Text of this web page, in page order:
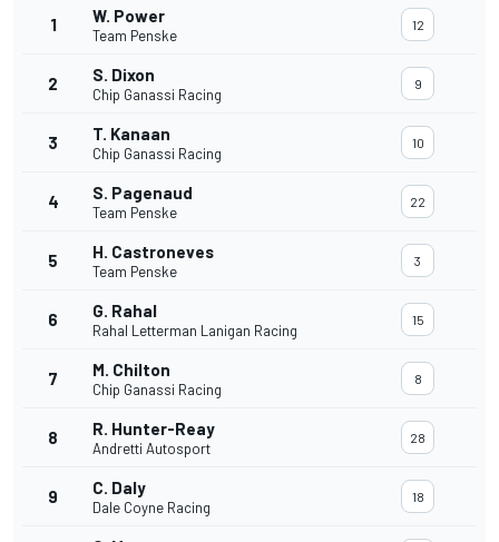
1 W. Power
Team Penske
12
2 S. Dixon
Chip Ganassi Racing
9
3 T. Kanaan
Chip Ganassi Racing
10
4 S. Pagenaud
Team Penske
22
5 H. Castroneves
Team Penske
3
6 G. Rahal
Rahal Letterman Lanigan Racing
15
7 M. Chilton
Chip Ganassi Racing
8
8 R. Hunter-Reay
Andretti Autosport
28
9 C. Daly
Dale Coyne Racing
18